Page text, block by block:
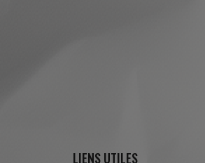
LIENS UTILES